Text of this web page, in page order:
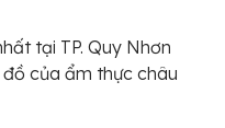
tại TP. Quy Nhơn
của ẩm thực châu